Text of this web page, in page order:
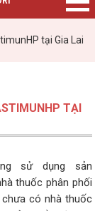
MUA HÀNG
tại Gia Lai
TẠI
sử dụng sản
thuốc phân phối
chưa có nhà thuốc